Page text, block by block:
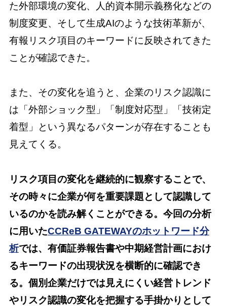
た外部環境の変化、人的資本開示義務化などの
制度変更、そして生成AIのような技術革新が、
有報リスク項目のキーワードに反映されてきた
ことが確認できた。
また、その変化を追うと、企業のリスク認識に
は「外部ショック型」「制度対応型」「技術定
着型」という異なるパターンが存在することも
見えてくる。
リスク項目の変化を継続的に観察することで、
その時々に企業が何を重要課題として認識して
いるのかを読み解くことができる。今回の分析
に用いたCCReB GATEWAYのホットワード分
析では、有価証券報告書や中期経営計画におけ
るキーワードの出現状況を横断的に確認でき
る。個別企業だけでは見えにくい経営トレンド
やリスク認識の変化を把握する手掛かりとして